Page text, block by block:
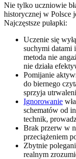
Nie tylko uczniowie
historycznej w Polsce
Najczęstsze pułapki:
Uczenie się
suchymi datami
metoda nie
nie działa
Pomijanie
do biernego
sprzyja
Ignorowanie
schematów od
technik,
Brak przerw w
przeciążeniem
Zbytnie
realnym